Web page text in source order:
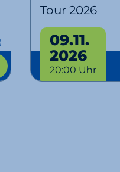
Tour 2026
09.11.
2026
20:00 Uhr